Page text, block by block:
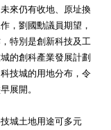
來仍有收地、原址換
，劉國勳議員期望，
特別是創新科技及工
的創科產業發展計劃
技城的用地分布，令
展開。
城土地用途可多元